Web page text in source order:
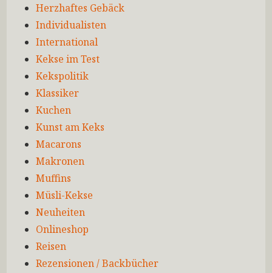
Herzhaftes Gebäck
Individualisten
International
Kekse im Test
Kekspolitik
Klassiker
Kuchen
Kunst am Keks
Macarons
Makronen
Muffins
Müsli-Kekse
Neuheiten
Onlineshop
Reisen
Rezensionen / Backbücher